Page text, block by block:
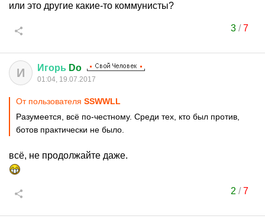
или это другие какие-то коммунисты?
3/7
И Игорь Do
01:04, 19.07.2017
От пользователя SSWWLL
Разумеется, всё по-честному. Среди тех, кто был против,
ботов практически не было.
всё, не продолжайте даже.
2 /7